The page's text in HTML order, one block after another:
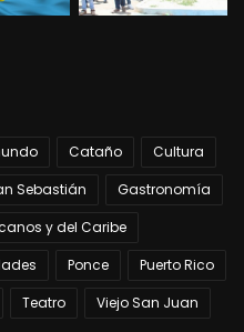
Cataño
Cultura
Sebastián
Gastronomía
y del Caribe
Ponce
Puerto Rico
Teatro Viejo San Juan